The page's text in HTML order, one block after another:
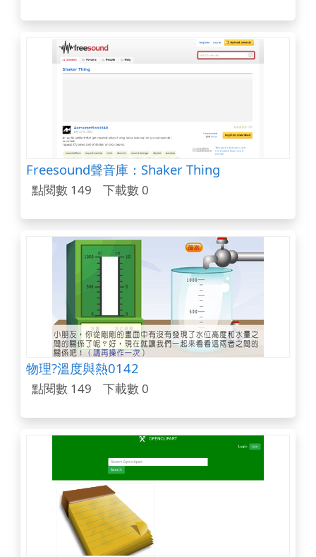
Freesound聲音庫：Shaker Thing
點閱數 149 下載數 0
物理?溫度與熱0142
點閱數 149 下載數 0